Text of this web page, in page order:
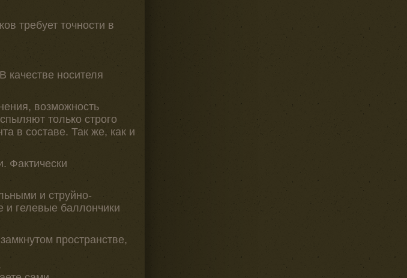
требует точности в
качестве носителя
возможность
только строго
в составе. Так же, как и
Фактически
и струйно-
и гелевые баллончики
пространстве,